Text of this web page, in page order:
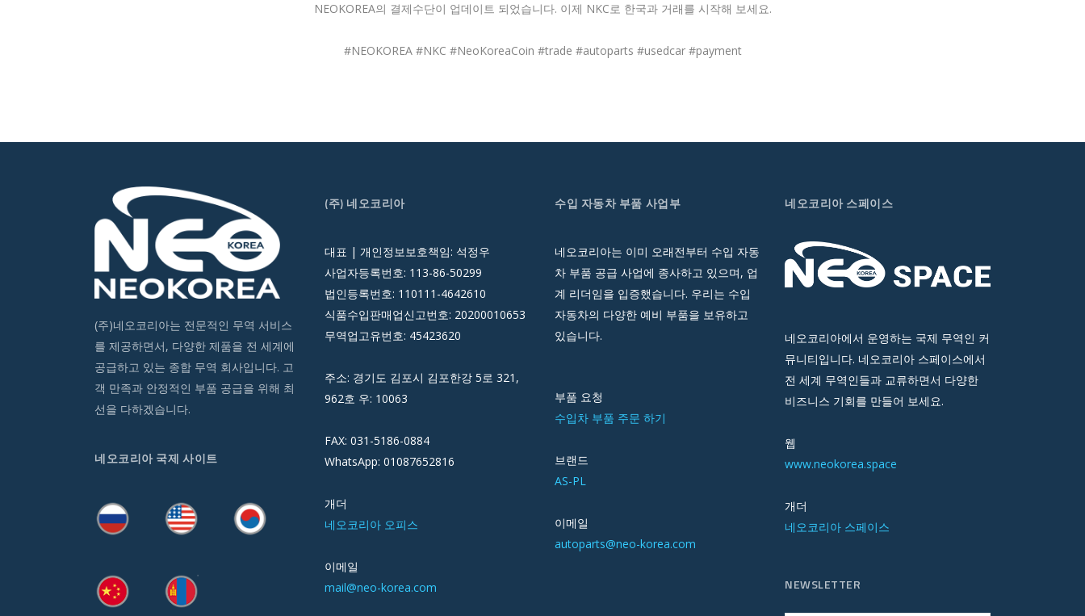
NEOKOREA의 결제수단이 업데이트 되었습니다. 이제 NKC로 한국과 거래를 시작해 보세요.
#NEOKOREA #NKC #NeoKoreaCoin #trade #autoparts #usedcar #payment
(주)네오코리아는 전문적인 무역 서비스
를 제공하면서, 다양한 제품을 전 세계에
공급하고 있는 종합 무역 회사입니다. 고
객 만족과 안정적인 부품 공급을 위해 최
선을 다하겠습니다.
네오코리아 국제 사이트
(주) 네오코리아
대표 | 개인정보보호책임: 석정우
사업자등록번호: 113-86-50299
법인등록번호: 110111-4642610
식품수입판매업신고번호: 20200010653
무역업고유번호: 45423620
주소: 경기도 김포시 김포한강 5로 321,
962호 우: 10063
FAX: 031-5186-0884
WhatsApp: 01087652816
개더
네오코리아 오피스
이메일
mail@neo-korea.com
수입 자동차 부품 사업부
네오코리아는 이미 오래전부터 수입 자동
차 부품 공급 사업에 종사하고 있으며, 업
계 리더임을 입증했습니다. 우리는 수입
자동차의 다양한 예비 부품을 보유하고
있습니다.
부품 요청
수입차 부품 주문 하기
브랜드
AS-PL
이메일
autoparts@neo-korea.com
네오코리아 스페이스
네오코리아에서 운영하는 국제 무역인 커
뮤니티입니다. 네오코리아 스페이스에서
전 세계 무역인들과 교류하면서 다양한
비즈니스 기회를 만들어 보세요.
웹
www.neokorea.space
개더
네오코리아 스페이스
NEWSLETTER